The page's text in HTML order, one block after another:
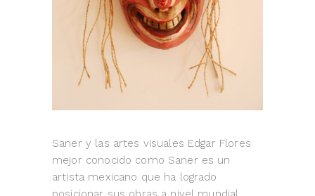
Saner y las artes visuales Edgar Flores
mejor conocido como Saner es un
artista mexicano que ha logrado